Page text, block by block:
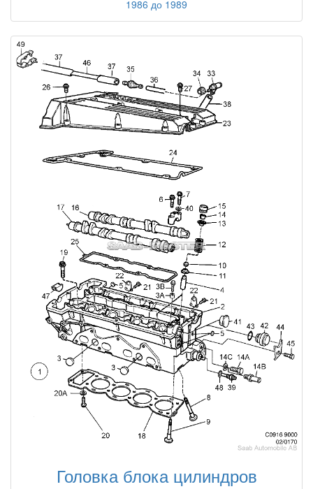
1986 до 1989
Головка блока цилиндров